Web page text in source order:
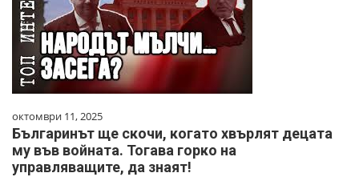
октомври 11, 2025
Българинът ще скочи, когато хвърлят децата
му във войната. Тогава горко на
управляващите, да знаят!